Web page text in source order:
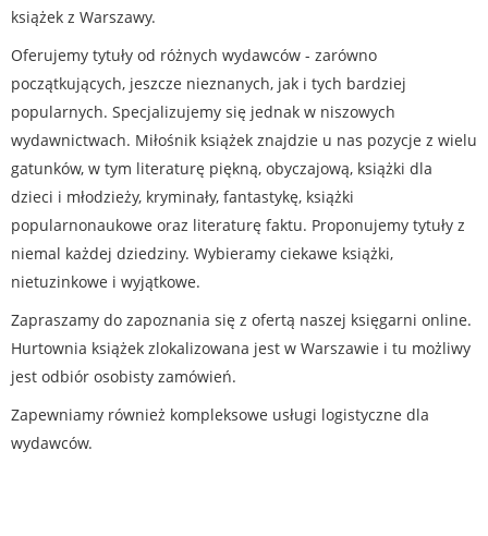
książek z Warszawy.
Oferujemy tytuły od różnych wydawców - zarówno
początkujących, jeszcze nieznanych, jak i tych bardziej
popularnych. Specjalizujemy się jednak w niszowych
wydawnictwach. Miłośnik książek znajdzie u nas pozycje z wielu
gatunków, w tym literaturę piękną, obyczajową, książki dla
dzieci i młodzieży, kryminały, fantastykę, książki
popularnonaukowe oraz literaturę faktu. Proponujemy tytuły z
niemal każdej dziedziny. Wybieramy ciekawe książki,
nietuzinkowe i wyjątkowe.
Zapraszamy do zapoznania się z ofertą naszej księgarni online.
Hurtownia książek zlokalizowana jest w Warszawie i tu możliwy
jest odbiór osobisty zamówień.
Zapewniamy również kompleksowe usługi logistyczne dla
wydawców.